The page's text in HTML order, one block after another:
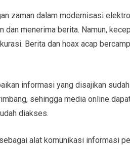
zaman dalam modernisasi
dan menerima berita. Namun,
Berita dan hoax acap
informasi yang disajikan
sehingga media online
diakses.
alat komunikasi informasi